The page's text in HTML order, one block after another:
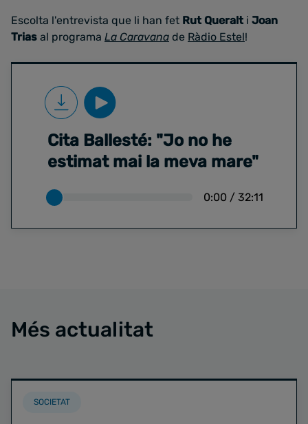
Escolta l'entrevista que li han fet Rut Queralt i Joan
Trias al programa La Caravana de Ràdio Estel!
Cita Ballesté: "Jo no he
estimat mai la meva mare"
0:00 / 32:11
Més actualitat
SOCIETAT